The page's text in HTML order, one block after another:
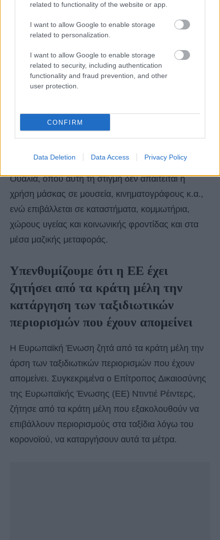
related to functionality of the website or app.
I want to allow Google to enable storage
related to personalization.
I want to allow Google to enable storage
related to security, including authentication
functionality and fraud prevention, and other
user protection.
CONFIRM
Data Deletion Data Access Privacy Policy
απαιτούνται στους περισσότερους δημόσιους
ορισμένες περιπτώσεις. Υποχρέωση χρήσης
υπάρχει στους χώρους υγείας.
υποχρεωτική και τα μέτρα αναμένεται να
επανεξετασθούν στο τέλος Μαρτίου.
Το ίδιο διάστημα θα συζητηθούν και τα μέτρα στην
Ουαλία, όπου αυτή τη στιγμή δεν απαιτείται η
χρήση μάσκας σε μουσεία, κινηματογράφους κ.α.,
ενώ επιβάλλεται σε καταστήματα, κομμωτήρια,
χώρους υγείας και κοινωνικής φροντίδας και στα
μέσα μαζικής μεταφοράς.
Υπενθυμίζουμε ότι η EE έχει
ζητήσει από τα κράτη μέλη την
κατάργηση των ταξιδιωτικών
περιορισμών που έχουν απομείνει
Η Ευρωπαϊκή Ένωση ζητά από τα κράτη μέλη την
άρση των ταξιδιωτικών περιορισμών που έχουν
απομείνει. Συγκεκριμένα ο Επίτροπος Δικαιοσύνης
της Ευρωπαϊκής Ένωσης (ΕΕ) Ντιντιέ Ρέιντερς,
ζήτησε από τα κράτη μέλη που εξακολουθούν να
επιβάλλουν περιορισμούς στα ταξίδια λόγω του
κορονοϊού, να καταργήσουν αυτά τα μέτρα.